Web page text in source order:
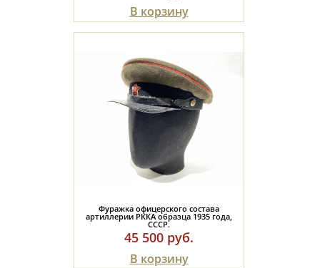
В корзину
Фуражка офицерского состава
артиллерии РККА образца 1935 года,
СССР.
45 500 руб.
В корзину